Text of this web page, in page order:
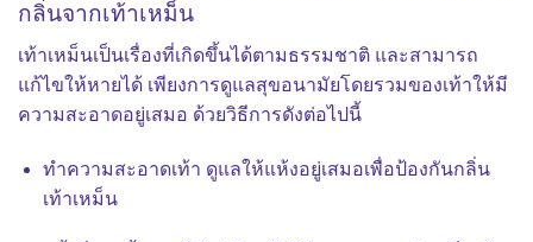
กลิ่นจากเท้าเหม็น
เท้าเหม็นเป็นเรื่องที่เกิดขึ้นได้ตามธรรมชาติ และสามารถ
แก้ไขให้หายได้ เพียงการดูแลสุขอนามัยโดยรวมของเท้าให้มี
ความสะอาดอยู่เสมอ ด้วยวิธีการดังต่อไปนี้
ทำความสะอาดเท้า ดูแลให้แห้งอยู่เสมอเพื่อป้องกันกลิ่น
เท้าเหม็น